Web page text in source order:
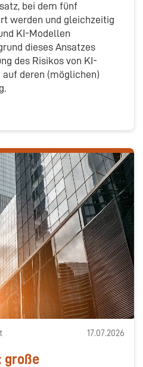
bei dem fünf
werden und gleichzeitig
KI-Modellen
dieses Ansatzes
des Risikos von KI-
deren (möglichen)
17.07.2026
große